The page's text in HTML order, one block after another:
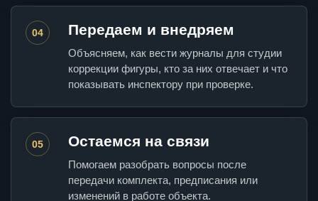
04 Передаем и внедряем
Объясняем, как вести журналы для студии
коррекции фигуры, кто за них отвечает и что
показывать инспектору при проверке.
05 Остаемся на связи
Помогаем разобрать вопросы после
передачи комплекта, предписания или
изменений в работе объекта.